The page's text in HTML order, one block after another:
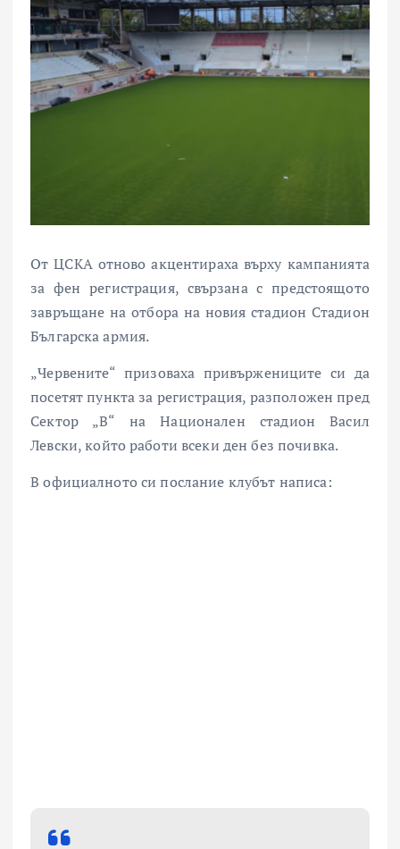
ОтЦСКАотново акцентираха върху кампанията
за фен регистрация, свързана с предстоящото
завръщане на отбора на новия стадион Стадион
Българска армия.
„Червените“ призоваха привържениците си да
посетят пункта за регистрация, разположен пред
Сектор „В“ наНационален стадион Васил
Левски, който работи всеки ден без почивка.
В официалното си послание клубът написа: